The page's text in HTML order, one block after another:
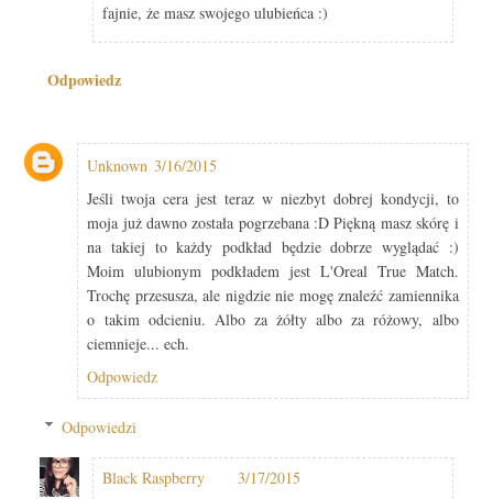
fajnie, że masz swojego ulubieńca :)
Odpowiedz
Unknown 3/16/2015
Jeśli twoja cera jest teraz w niezbyt dobrej kondycji, to
moja już dawno została pogrzebana :D Piękną masz skórę i
na takiej to każdy podkład będzie dobrze wyglądać :)
Moim ulubionym podkładem jest L'Oreal True Match.
Trochę przesusza, ale nigdzie nie mogę znaleźć zamiennika
o takim odcieniu. Albo za żółty albo za różowy, albo
ciemnieje... ech.
Odpowiedz
Odpowiedzi
Black Raspberry
3/17/2015